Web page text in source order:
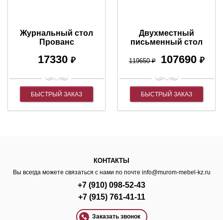
Журнальный стол
Прованс
17330 ₽
БЫСТРЫЙ ЗАКАЗ
Двухместный
письменный стол
фасады МДФ эмаль
119650₽ 107690 ₽
БЫСТРЫЙ ЗАКАЗ
КОНТАКТЫ
Вы всегда можете связаться с нами по почте info@murom-mebel-kz.ru
+7 (910) 098-52-43
+7 (915) 761-41-11
Заказать звонок